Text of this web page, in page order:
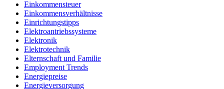
Einkommensteuer
Einkommensverhältnisse
Einrichtungstipps
Elektroantriebssysteme
Elektronik
Elektrotechnik
Elternschaft und Familie
Employment Trends
Energiepreise
Energieversorgung